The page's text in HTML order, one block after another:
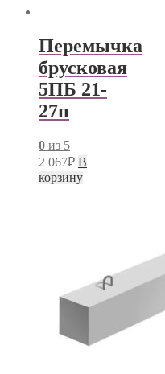
Перемычка
брусковая
5ПБ 21-
27п
0 из 5
2 067₽ В
корзину